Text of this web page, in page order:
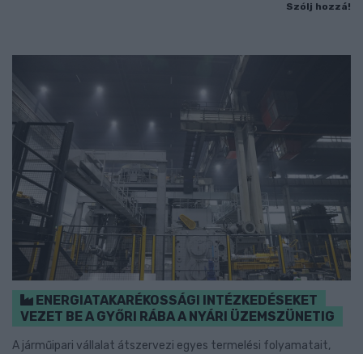
Szólj hozzá!
ENERGIATAKARÉKOSSÁGI INTÉZKEDÉSEKET
VEZET BE A GYŐRI RÁBA A NYÁRI ÜZEMSZÜNETIG
A járműipari vállalat átszervezi egyes termelési folyamatait,